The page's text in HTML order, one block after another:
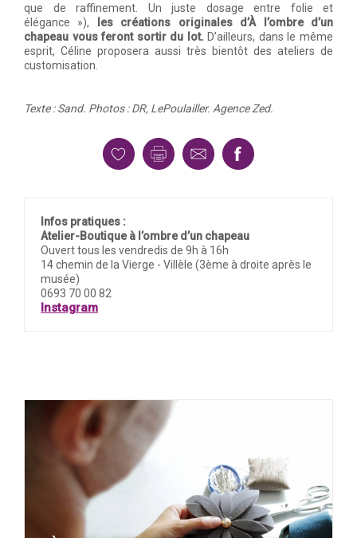
que de raffinement. Un juste dosage entre folie et
élégance »),
les créations originales d’À l’ombre d’un
chapeau vous feront sortir du lot. D’ailleurs, dans le même
esprit, Céline proposera aussi très bientôt des ateliers de
customisation.
Texte : Sand. Photos : DR, LePoulailler. Agence Zed.
Infos pratiques :
Atelier-Boutique à l’ombre d’un chapeau
Ouvert tous les vendredis de 9h à 16h
14 chemin de la Vierge - Villèle (3ème à droite après le
musée)
0693 70 00 82
Instagram